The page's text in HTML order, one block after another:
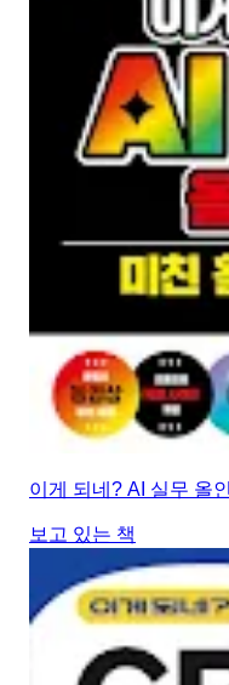
이게 되네? AI 실무 올
보고 있는 책